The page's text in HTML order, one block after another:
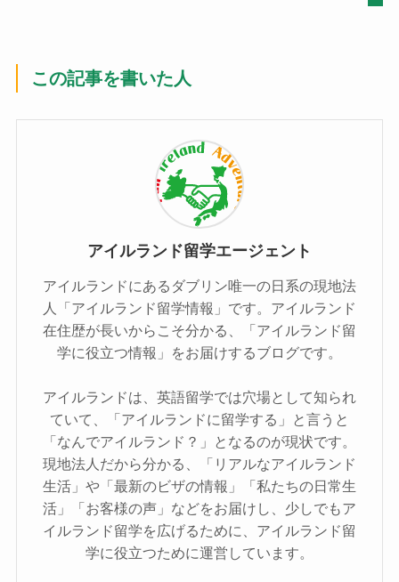
この記事を書いた人
アイルランド留学エージェント
アイルランドにあるダブリン唯一の日系の現地法
人「アイルランド留学情報」です。アイルランド
在住歴が長いからこそ分かる、「アイルランド留
学に役立つ情報」をお届けするブログです。
アイルランドは、英語留学では穴場として知られ
ていて、「アイルランドに留学する」と言うと
「なんでアイルランド？」となるのが現状です。
現地法人だから分かる、「リアルなアイルランド
生活」や「最新のビザの情報」「私たちの日常生
活」「お客様の声」などをお届けし、少しでもア
イルランド留学を広げるために、アイルランド留
学に役立つために運営しています。